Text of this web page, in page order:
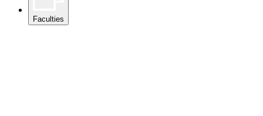
Faculties